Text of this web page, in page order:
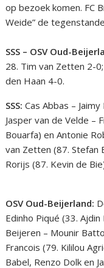
op bezoek komen. FC
Weide” de
SSS – OSV Oud-
28. Tim van Zetten 2-
den Haan 4-0.
SSS: Cas Abbas –
Jasper van de Velde –
Bouarfa) en Antonie
van Zetten (87. Stefan
Rorijs (87. Kevin de
OSV Oud-Beijerland:
Edinho Piqué (33. Ajdin
Beijeren – Mounir
Francois (79. Kililou
Babel, Renzo Dolk en